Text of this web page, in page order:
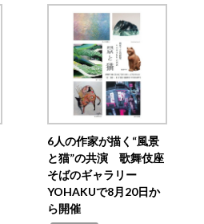
6人の作家が描く“風景
と猫”の共演 歌舞伎座
そばのギャラリー
YOHAKUで8月20日か
ら開催